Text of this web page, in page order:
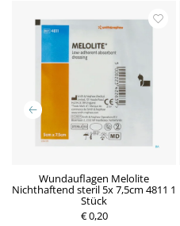
Wundauflagen Melolite
Nichthaftend steril 5x 7,5cm 4811 1
Stück
€ 0,20